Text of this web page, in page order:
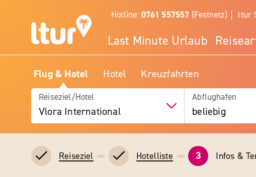
Hotline: 0761 557557 (Festnetz) ltur
Last Minute Urlaub
Flug & Hotel Hotel Kreuzfahrten
Reiseziel/Hotel
Vlora International
Abflughafen
beliebig
Reiseziel Hotelliste 3 Infos &